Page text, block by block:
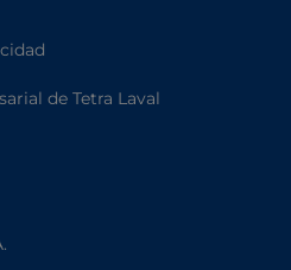
de Tetra Laval